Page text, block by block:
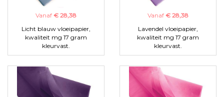
Vanaf € 28,38
Licht blauw vloeipapier,
kwaliteit mg 17 gram
kleurvast.
Vanaf € 28,38
Lavendel vloeipapier,
kwaliteit mg 17 gram
kleurvast.